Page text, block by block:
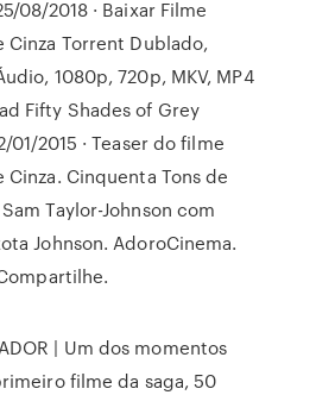
08/2018 · Baixar Filme
Cinza Torrent Dublado,
1080p, 720p, MKV, MP4
Fifty Shades of Grey
01/2015 · Teaser do filme
Cinza. Cinquenta Tons de
Taylor-Johnson com
Johnson. AdoroCinema.
| Um dos momentos
filme da saga, 50